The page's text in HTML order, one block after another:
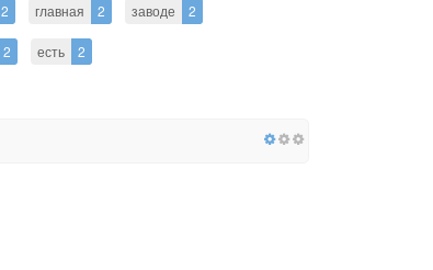
2 главная 2 заводе 2
2 есть 2